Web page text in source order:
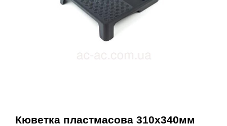
Кюветка пластмасова 310х340мм